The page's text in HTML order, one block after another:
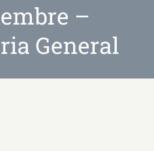
–
General